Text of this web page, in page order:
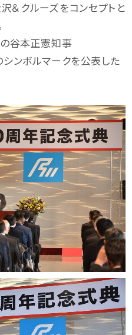
＆クルーズをコンセプトと
谷本正憲知事
ンボルマークを公表した